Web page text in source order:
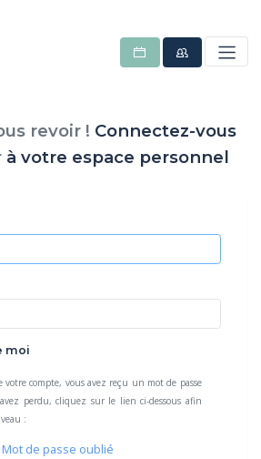
revoir ! Connectez-vous
à votre espace personnel
moi
votre compte, vous avez reçu un mot de passe
perdu, cliquez sur le lien ci-dessous afin
:
Mot de passe oublié